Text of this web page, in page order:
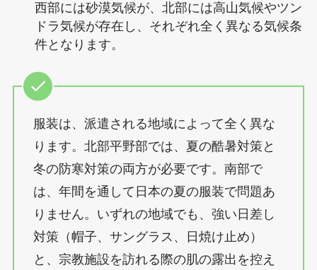
西部には砂漠気候が、北部には高山気候やツン
ドラ気候が存在し、それぞれ全く異なる気候条
件となります。
服装は、派遣される地域によって全く異な
ります。北部平野部では、夏の酷暑対策と
冬の防寒対策の両方が必要です。南部で
は、年間を通して日本の夏の服装で問題あ
りません。いずれの地域でも、強い日差し
対策（帽子、サングラス、日焼け止め）
と、宗教施設を訪れる際の肌の露出を控え